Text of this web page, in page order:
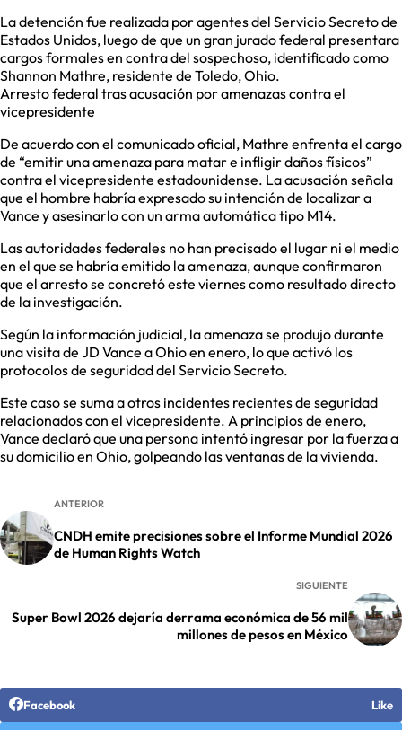
La detención fue realizada por agentes del Servicio Secreto de
Estados Unidos, luego de que un gran jurado federal presentara
cargos formales en contra del sospechoso, identificado como
Shannon Mathre, residente de Toledo, Ohio.
Arresto federal tras acusación por amenazas contra el
vicepresidente
De acuerdo con el comunicado oficial, Mathre enfrenta el cargo
de “emitir una amenaza para matar e infligir daños físicos”
contra el vicepresidente estadounidense. La acusación señala
que el hombre habría expresado su intención de localizar a
Vance y asesinarlo con un arma automática tipo M14.
Las autoridades federales no han precisado el lugar ni el medio
en el que se habría emitido la amenaza, aunque confirmaron
que el arresto se concretó este viernes como resultado directo
de la investigación.
Según la información judicial, la amenaza se produjo durante
una visita de JD Vance a Ohio en enero, lo que activó los
protocolos de seguridad del Servicio Secreto.
Este caso se suma a otros incidentes recientes de seguridad
relacionados con el vicepresidente. A principios de enero,
Vance declaró que una persona intentó ingresar por la fuerza a
su domicilio en Ohio, golpeando las ventanas de la vivienda.
ANTERIOR
CNDH emite precisiones sobre el Informe Mundial 2026
de Human Rights Watch
SIGUIENTE
Super Bowl 2026 dejaría derrama económica de 56 mil
millones de pesos en México
Facebook Like